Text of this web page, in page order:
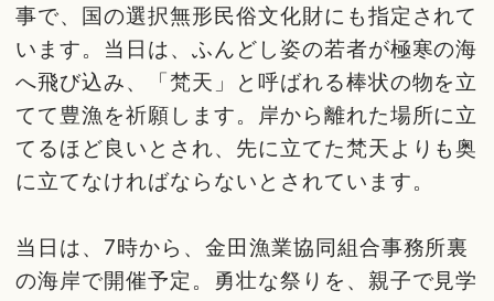
事で、国の選択無形民俗文化財にも指定されて
います。当日は、ふんどし姿の若者が極寒の海
へ飛び込み、「梵天」と呼ばれる棒状の物を立
てて豊漁を祈願します。岸から離れた場所に立
てるほど良いとされ、先に立てた梵天よりも奥
に立てなければならないとされています。
当日は、7時から、金田漁業協同組合事務所裏
の海岸で開催予定。勇壮な祭りを、親子で見学